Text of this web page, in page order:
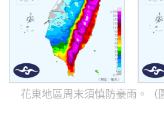
花東地區周末須慎防豪雨。（